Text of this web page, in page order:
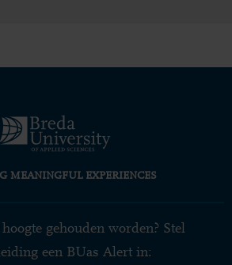
MEANINGFUL EXPERIENCES
gehouden worden? Stel
een BUas Alert in: